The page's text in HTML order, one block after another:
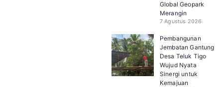
Global Geopark
Merangin
7 Agustus 2026
Pembangunan
Jembatan Gantung
Desa Teluk Tigo
Wujud Nyata
Sinergi untuk
Kemajuan